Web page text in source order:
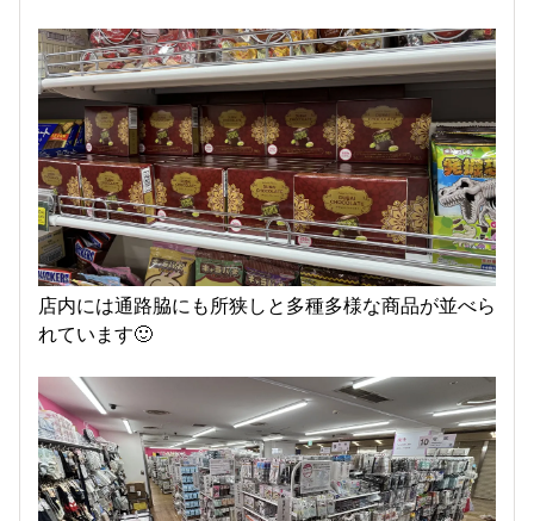
店内には通路脇にも所狭しと多種多様な商品が並べら
れています🙂